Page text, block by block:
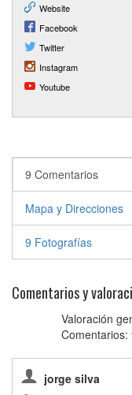
Website
Facebook
Twitter
Instagram
Youtube
9 Comentarios
Mapa y Direcciones
9 Fotografías
Comentarios y
Valoración
Comentarios:
jorge silva